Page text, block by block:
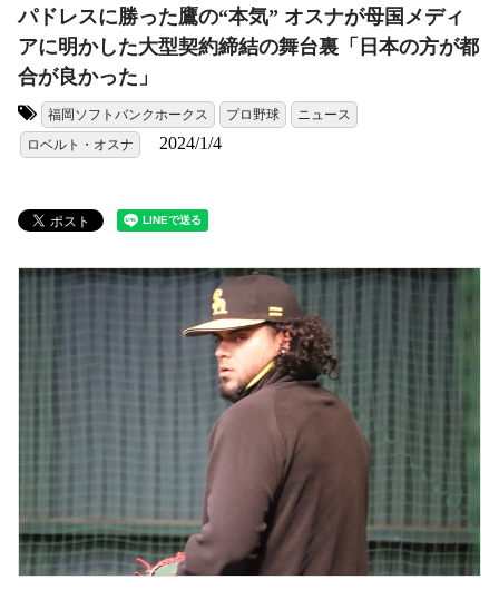
パドレスに勝った鷹の“本気” オスナが母国メディ
アに明かした大型契約締結の舞台裏「日本の方が都
合が良かった」
福岡ソフトバンクホークス プロ野球
ニュース
ロベルト・オスナ
2024/1/4